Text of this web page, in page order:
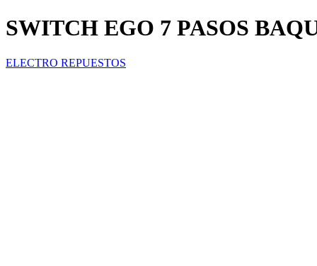
SWITCH EGO 7 PASOS
ELECTRO REPUESTOS